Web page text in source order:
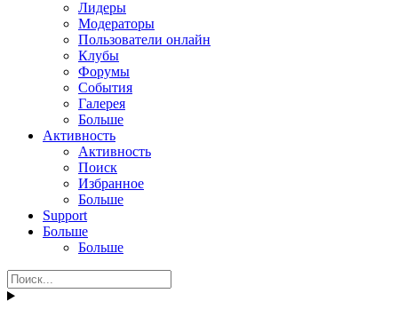
Лидеры
Модераторы
Пользователи онлайн
Клубы
Форумы
События
Галерея
Больше
Активность
Активность
Поиск
Избранное
Больше
Support
Больше
Больше